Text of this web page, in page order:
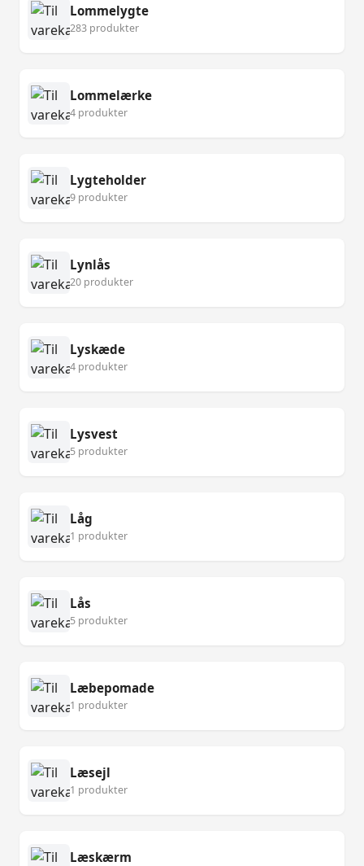
Lommelygte
283 produkter
Lommelærke
4 produkter
Lygteholder
9 produkter
Lynlås
20 produkter
Lyskæde
4 produkter
Lysvest
5 produkter
Låg
1 produkter
Lås
5 produkter
Læbepomade
1 produkter
Læsejl
1 produkter
Læskærm